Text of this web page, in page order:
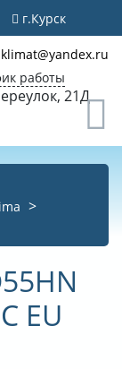
г.Курск
работы
21Д
EU